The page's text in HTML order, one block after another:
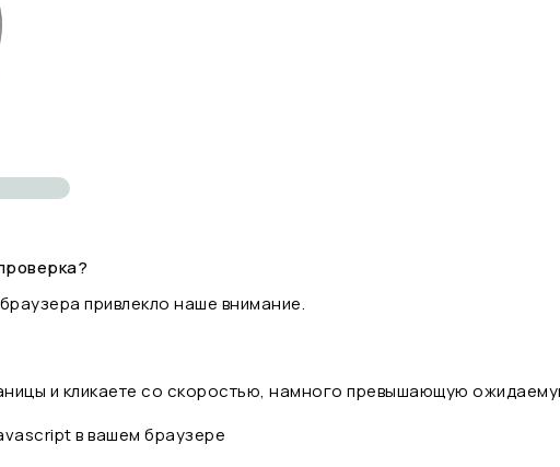
привлекло наше внимание.
и кликаете со скоростью, намного превышающую
в вашем браузере